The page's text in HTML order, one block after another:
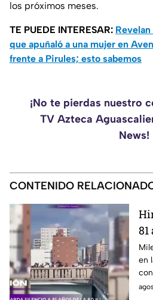
los próximos meses.
TE PUEDE INTERESAR:
que apuñaló a una mujer en
frente a Pirules; esto sabemos
¡No te pierdas nuestro
TV Azteca
News!
CONTENIDO
en